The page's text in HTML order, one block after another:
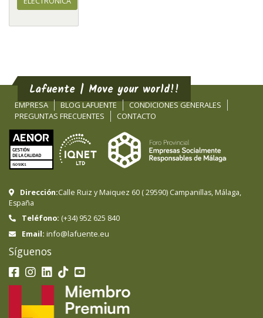
Lafuente | Move your world!!
EMPRESA BLOG LAFUENTE
CONDICIONES GENERALES
PREGUNTAS FRECUENTES
CONTACTO
Dirección:Calle Ruiz y Maiquez 60 (29590) Campanillas, Málaga,
España
Teléfono: (+34) 952 625 840
Email: info@lafuente.eu
Síguenos